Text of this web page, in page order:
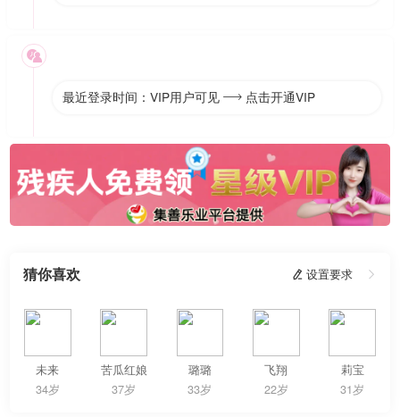

最近登录时间：VIP用户可见  点击开通VIP
猜你喜欢  设置要求 
未来
34岁
苦瓜红娘
37岁
璐璐
33岁
飞翔
22岁
莉宝
31岁